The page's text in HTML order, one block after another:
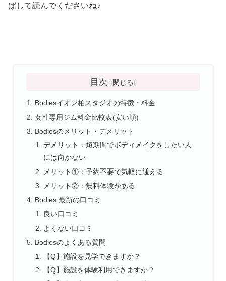
ばして読んでくださいね♪
目次
Bodiesイオン柏スタジオの特徴・料金
女性専用ジム料金比較表(安い順)
Bodiesのメリット・デメリット
デメリット：短期間でボディメイクをしたい人
には向かない
メリット①：予約不要で気軽に通える
メリット②：無料体験がある
Bodies 最新の口コミ
良い口コミ
よくない口コミ
Bodiesのよくある質問
【Q】施設を見学できますか？
【Q】施設を体験利用できますか？